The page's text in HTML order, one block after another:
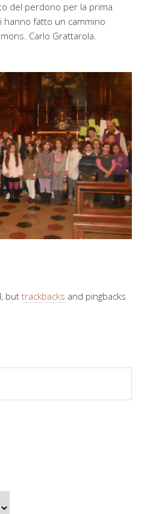
del perdono per la prima
hanno fatto un cammino
Carlo Grattarola.
but trackbacks and pingbacks